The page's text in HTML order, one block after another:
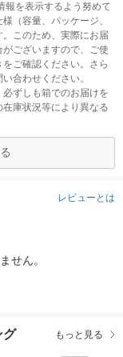
報を表示するよう努めて
（容量、パッケージ、
このため、実際にお届
ございますので、ご使
ご確認ください。さら
合わせください。
ずしも箱でのお届けを
庫状況等により異なる
レビューとは
せん。
グ もっと見る